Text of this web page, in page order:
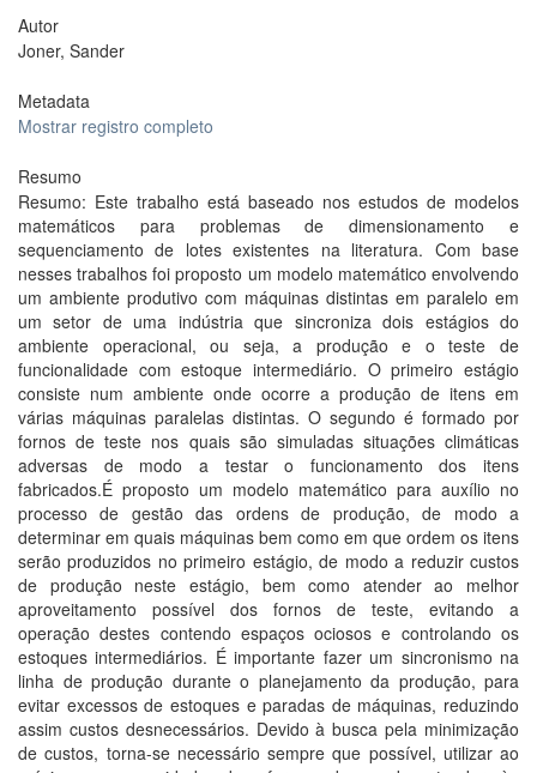
Autor
Joner, Sander
Metadata
Mostrar registro completo
Resumo
Resumo: Este trabalho está baseado nos estudos de modelos
matemáticos para problemas de dimensionamento e
sequenciamento de lotes existentes na literatura. Com base
nesses trabalhos foi proposto um modelo matemático envolvendo
um ambiente produtivo com máquinas distintas em paralelo em
um setor de uma indústria que sincroniza dois estágios do
ambiente operacional, ou seja, a produção e o teste de
funcionalidade com estoque intermediário. O primeiro estágio
consiste num ambiente onde ocorre a produção de itens em
várias máquinas paralelas distintas. O segundo é formado por
fornos de teste nos quais são simuladas situações climáticas
adversas de modo a testar o funcionamento dos itens
fabricados.É proposto um modelo matemático para auxílio no
processo de gestão das ordens de produção, de modo a
determinar em quais máquinas bem como em que ordem os itens
serão produzidos no primeiro estágio, de modo a reduzir custos
de produção neste estágio, bem como atender ao melhor
aproveitamento possível dos fornos de teste, evitando a
operação destes contendo espaços ociosos e controlando os
estoques intermediários. É importante fazer um sincronismo na
linha de produção durante o planejamento da produção, para
evitar excessos de estoques e paradas de máquinas, reduzindo
assim custos desnecessários. Devido à busca pela minimização
de custos, torna-se necessário sempre que possível, utilizar ao